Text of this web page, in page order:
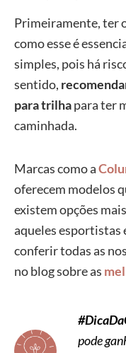
Primeiramente, ter
como esse é
simples, pois há
sentido,
para trilhapara ter
caminhada.
Marcas como a
oferecem modelos
existem opções
aqueles esportistas
conferir todas as
no blog sobre as
pode